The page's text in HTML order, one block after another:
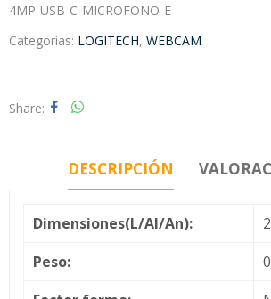
4MP-USB-C-MICROFONO-E
Categorías: LOGITECH, WEBCAM
Share
DESCRIPCIÓN
Dimensiones(L/Al/An):
Peso: